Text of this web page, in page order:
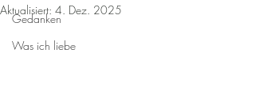
Gedanken
Was ich liebe
Aktualisiert: 4. Dez. 2025